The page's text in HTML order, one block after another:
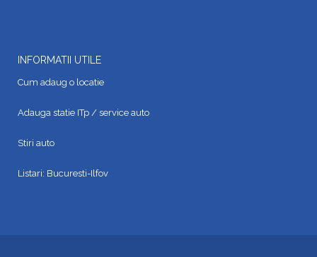
INFORMATII UTILE
Cum adaug o locatie
Adauga statie ITp / service auto
Stiri auto
Listari: Bucuresti-Ilfov